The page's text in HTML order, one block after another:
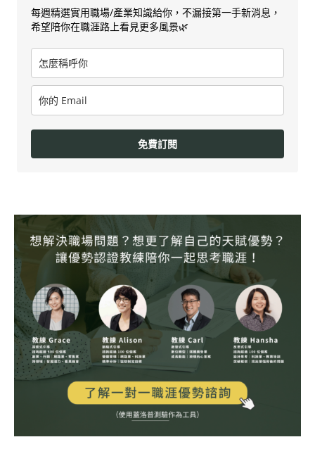
每週精選實用職場/產業知識給你，不漏接第一手新消息，
希望陪你在職涯路上看見更多風景🌿
免費訂閱